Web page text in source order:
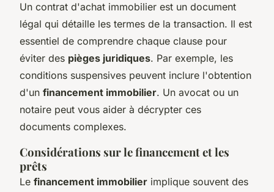
Un contrat d'achat immobilier est un document
légal qui détaille les termes de la transaction. Il est
essentiel de comprendre chaque clause pour
éviter des pièges juridiques. Par exemple, les
conditions suspensives peuvent inclure l'obtention
d'un financement immobilier. Un avocat ou un
notaire peut vous aider à décrypter ces
documents complexes.
Considérations sur le financement et les
prêts
Le financement immobilier implique souvent des